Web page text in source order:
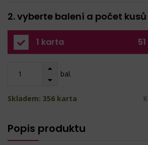
2. vyberte balení a počet kusů
1 karta
bal.
Skladem: 356 karta
Popis produktu